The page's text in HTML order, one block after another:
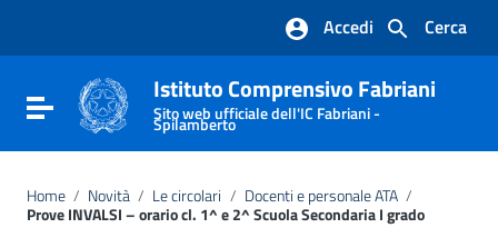
Vai al footer
Cerca
Accedi
Attiva / disattiva la navigazione
Istituto Comprensivo Fabriani
Sito web ufficiale dell'IC Fabriani -
Spilamberto
Home / Novità / Le circolari / Docenti e personale ATA /
Prove INVALSI – orario cl. 1^ e 2^ Scuola Secondaria I grado